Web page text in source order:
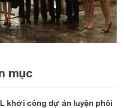
mục
khởi công dự án luyện phôi